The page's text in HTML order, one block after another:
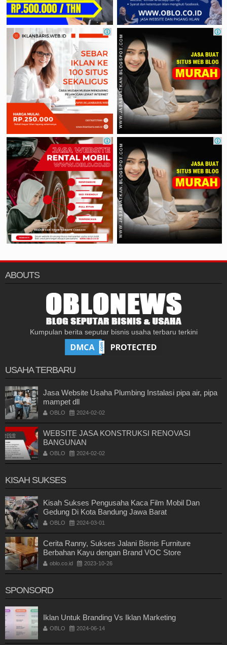
ABOUTS
Kumpulan berita seputar bisnis usaha terbaru terkini
USAHA TERBARU
Jasa Website Usaha Plumbing Instalasi pipa air, pipa
mampet dll
OBLO 2024-02-02
WEBSITE JASA KONSTRUKSI RENOVASI
BANGUNAN
OBLO 2024-02-02
KISAH SUKSES
Kisah Sukses Pengusaha Kaca Film Mobil Dan
Gedung Di Kota Bandung Jawa Barat
OBLO 2024-03-01
Cerita Ranny, Sukses Jalani Bisnis Furniture
Berbahan Kayu dengan Brand VOC Store
oblo.co.id 2023-10-26
SPONSORD
Iklan Untuk Branding Vs Iklan Marketing
OBLO 2024-06-14